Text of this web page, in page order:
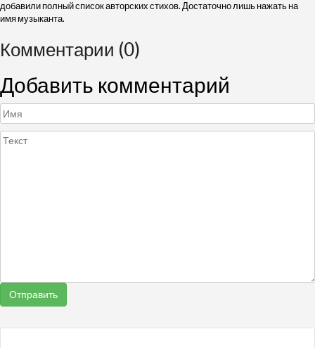
добавили полный список авторских стихов. Достаточно лишь нажать на
имя музыканта.
Комментарии (0)
Добавить комментарий